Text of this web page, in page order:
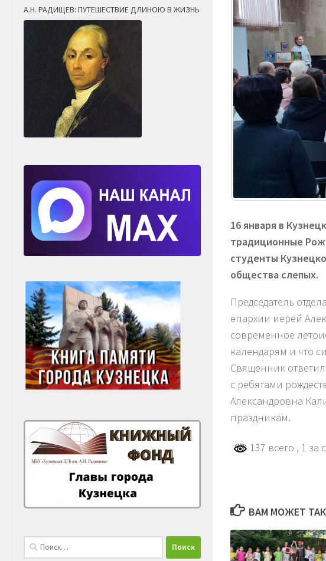
16 января в
традиционные
студенты
общества слепых.
Председатель
епархии иерей
современное
календарям и что
Священник
с ребятами
Александровна
праздникам.
137 всего , 1 за
ВАМ МОЖЕТ
А.Н. РАДИЩЕВ: ПУТЕШЕСТВИЕ ДЛИНОЮ В ЖИЗНЬ
Найти: